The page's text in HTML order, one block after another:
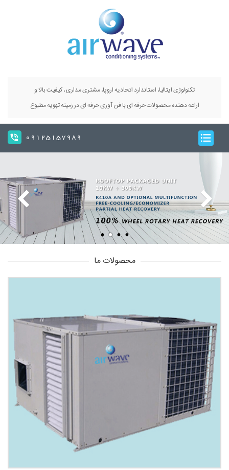
تکنولوژی ایتالیا، استاندارد اتحادیه اروپا، مشتری مداری ، کیفیت بالا و
اراعه دهنده محصولات حرفه ای با فن آوری حرفه ای در زمینه تهویه مطبوع
09125157989
محصولات ما